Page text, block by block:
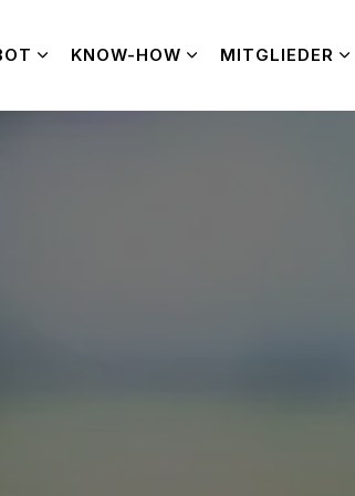
KNOW-HOW MITGLIEDER